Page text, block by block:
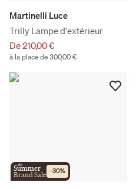
Martinelli Luce
Trilly Lampe d'extérieur
De 210,00 €
à la place de 300,00 €
the
Summer
Brand Sale -30%